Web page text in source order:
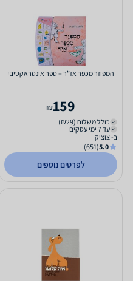
המפוזר מכפר אז”ר – ספר אינטראקטיבי
159
₪
כולל משלוח (₪29)
עד 7 ימי עסקים
ב- צוציק
5.0
(651)
לפרטים נוספים